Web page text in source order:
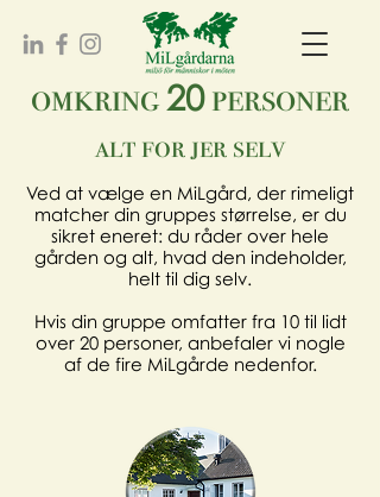
omkring 20personer
alt for jer selv
Ved at vælge en MiLgård, der rimeligt
matcher din gruppes størrelse, er du
sikret eneret: du råder over hele
gården og alt, hvad den indeholder,
helt til dig selv.
Hvis din gruppe omfatter fra 10 til lidt
over 20 personer, anbefaler vi nogle
af ​​de fire MiLgårde nedenfor.